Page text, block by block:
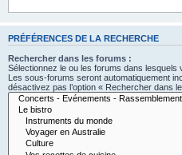
PRÉFÉRENCES DE LA RECHERCHE
Rechercher dans les forums :
Sélectionnez le ou les forums dans
Les sous-forums seront automatiquement
désactivez pas l’option « Rechercher dans